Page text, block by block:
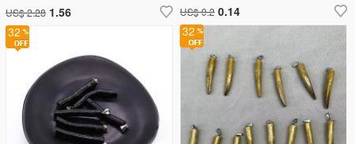
US$ 0.2 0.14
32
US$ 2.28 1.56
32